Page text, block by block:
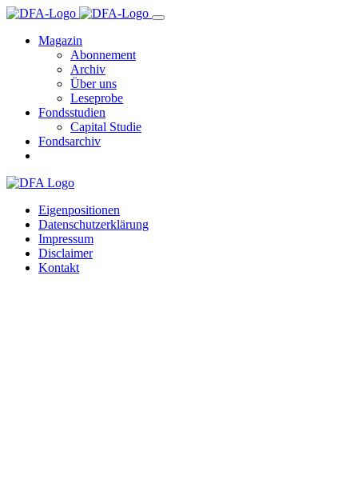
Magazin
Abonnement
Archiv
Über uns
Leseprobe
Fondsstudien
Capital Studie
Fondsarchiv
Eigenpositionen
Datenschutzerklärung
Impressum
Disclaimer
Kontakt